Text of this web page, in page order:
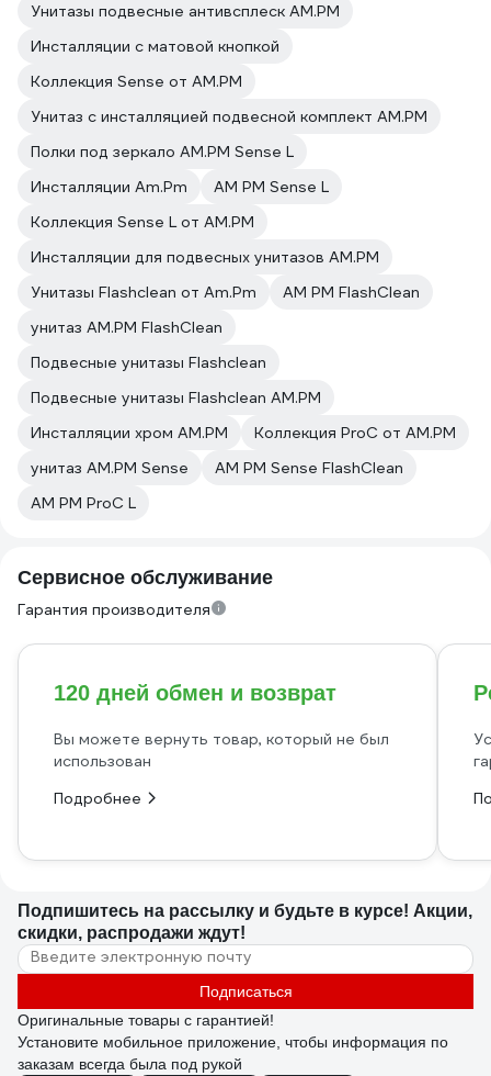
Унитазы подвесные антивсплеск AM.PM
Инсталляции с матовой кнопкой
Коллекция Sense от AM.PM
Унитаз с инсталляцией подвесной комплект AM.PM
Полки под зеркало AM.PM Sense L
Инсталляции Am.Pm
AM PM Sense L
Коллекция Sense L от AM.PM
Инсталляции для подвесных унитазов AM.PM
Унитазы Flashclean от Am.Pm
AM PM FlashClean
унитаз AM.PM FlashClean
Подвесные унитазы Flashclean
Подвесные унитазы Flashclean AM.PM
Инсталляции хром AM.PM
Коллекция ProC от AM.PM
унитаз AM.PM Sense
AM PM Sense FlashClean
AM PM ProC L
Сервисное обслуживание
Гарантия производителя
120 дней обмен и возврат
Вы можете вернуть товар, который не был
использован
Подробнее
Подпишитесь на рассылку и будьте в курсе! Акции,
скидки, распродажи ждут!
Подписаться
Оригинальные товары с гарантией!
Установите мобильное приложение, чтобы информация по
заказам всегда была под рукой